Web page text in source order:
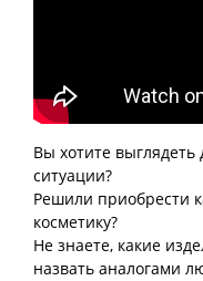
Вы хотите
ситуации?
Решили приобрести
косметику?
Не знаете, какие
назвать аналогами